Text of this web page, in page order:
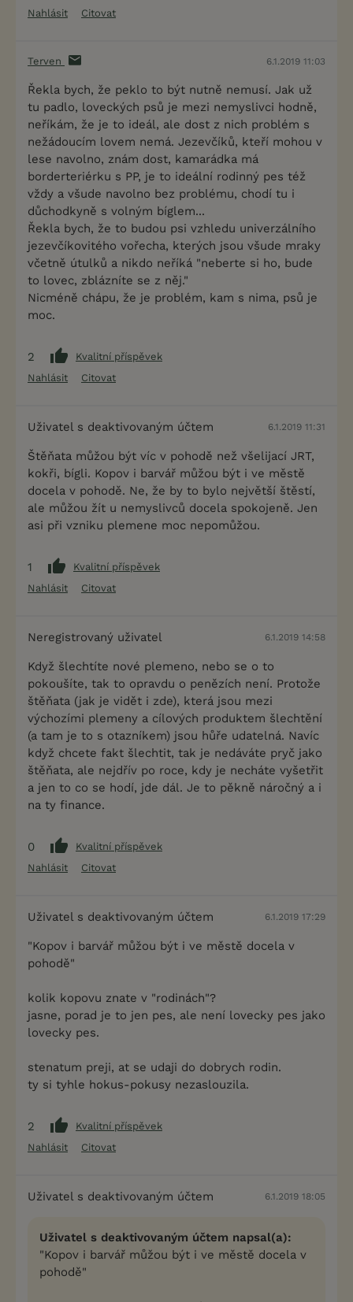
Nahlásit
Citovat
Terven 6.1.2019 11:03
Řekla bych, že peklo to být nutně nemusí. Jak už
tu padlo, loveckých psů je mezi nemyslivci hodně,
neříkám, že je to ideál, ale dost z nich problém s
nežádoucím lovem nemá. Jezevčíků, kteří mohou v
lese navolno, znám dost, kamarádka má
borderteriérku s PP, je to ideální rodinný pes též
vždy a všude navolno bez problému, chodí tu i
důchodkyně s volným bíglem...
Řekla bych, že to budou psi vzhledu univerzálního
jezevčíkovitého vořecha, kterých jsou všude mraky
včetně útulků a nikdo neříká "neberte si ho, bude
to lovec, zblázníte se z něj."
Nicméně chápu, že je problém, kam s nima, psů je
moc.
2
Kvalitní příspěvek
Nahlásit
Citovat
Uživatel s deaktivovaným účtem 6.1.2019 11:31
Štěňata můžou být víc v pohodě než všelijací JRT,
kokři, bígli. Kopov i barvář můžou být i ve městě
docela v pohodě. Ne, že by to bylo největší štěstí,
ale můžou žít u nemyslivců docela spokojeně. Jen
asi při vzniku plemene moc nepomůžou.
1
Kvalitní příspěvek
Nahlásit
Citovat
Neregistrovaný uživatel 6.1.2019 14:58
Když šlechtíte nové plemeno, nebo se o to
pokoušíte, tak to opravdu o penězích není. Protože
štěňata (jak je vidět i zde), která jsou mezi
výchozími plemeny a cílových produktem šlechtění
(a tam je to s otazníkem) jsou hůře udatelná. Navíc
když chcete fakt šlechtit, tak je nedáváte pryč jako
štěňata, ale nejdřív po roce, kdy je necháte vyšetřit
a jen to co se hodí, jde dál. Je to pěkně náročný a i
na ty finance.
0
Kvalitní příspěvek
Nahlásit
Citovat
Uživatel s deaktivovaným účtem 6.1.2019 17:29
"Kopov i barvář můžou být i ve městě docela v
pohodě"
kolik kopovu znate v "rodinách"?
jasne, porad je to jen pes, ale není lovecky pes jako
lovecky pes.
stenatum preji, at se udaji do dobrych rodin.
ty si tyhle hokus-pokusy nezaslouzila.
2
Kvalitní příspěvek
Nahlásit
Citovat
Uživatel s deaktivovaným účtem 6.1.2019 18:05
Uživatel s deaktivovaným účtem napsal(a):
"Kopov i barvář můžou být i ve městě docela v
pohodě"